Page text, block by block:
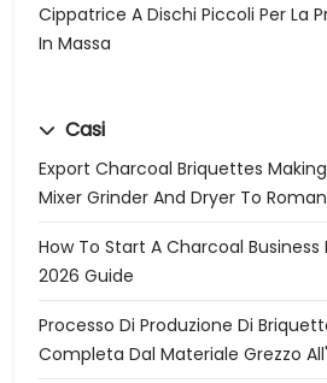
Cippatrice A Dischi Piccoli Per La
In Massa
Casi
Export Charcoal Briquettes
Mixer Grinder And Dryer To
How To Start A Charcoal
2026 Guide
Processo Di Produzione Di
Completa Dal Materiale Grezzo